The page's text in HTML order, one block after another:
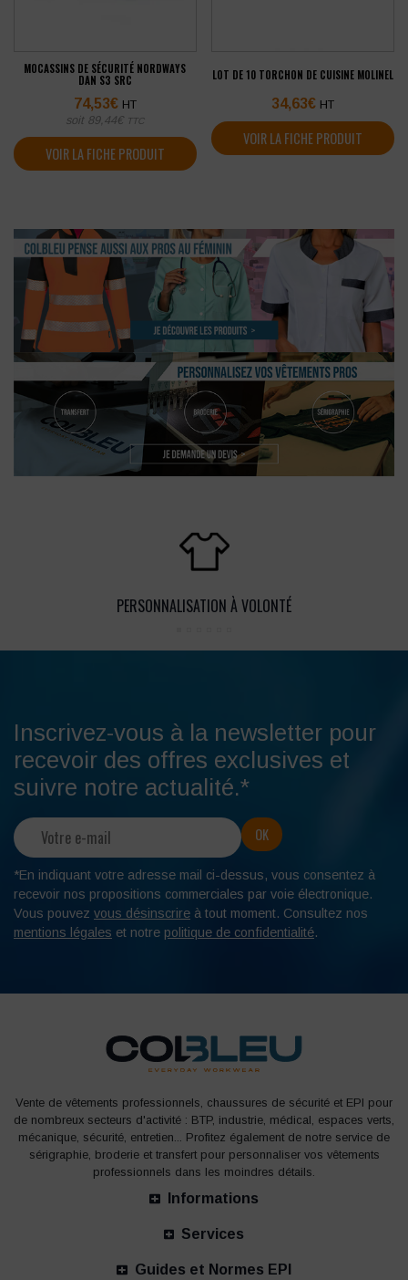
MOCASSINS DE SÉCURITÉ NORDWAYS
DAN S3 SRC
74,53€ HT
soit 89,44€ TTC
VOIR LA FICHE PRODUIT
LOT DE 10 TORCHON DE CUISINE MOLINEL
34,63€ HT
VOIR LA FICHE PRODUIT
PERSONNALISATION À VOLONTÉ
Inscrivez-vous à la newsletter pour
recevoir des offres exclusives et
suivre notre actualité.*
*En indiquant votre adresse mail ci-dessus, vous consentez à
recevoir nos propositions commerciales par voie électronique.
Vous pouvez vous désinscrire à tout moment. Consultez nos
mentions légales et notre politique de confidentialité.
Vente de vêtements professionnels, chaussures de sécurité et EPI pour
de nombreux secteurs d'activité : BTP, industrie, médical, espaces verts,
mécanique, sécurité, entretien... Profitez également de notre service de
sérigraphie, broderie et transfert pour personnaliser vos vêtements
professionnels dans les moindres détails.
Informations
Services
Guides et Normes EPI